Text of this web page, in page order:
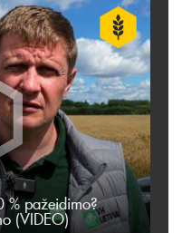
% pažeidimo?
(VIDEO)